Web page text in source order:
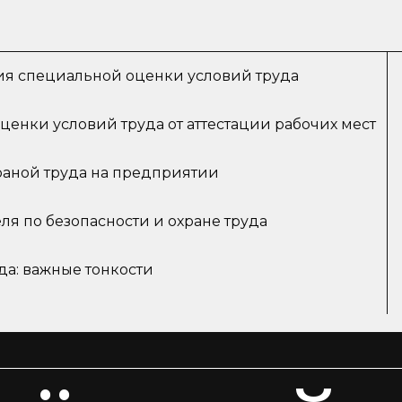
специальной оценки условий труда
условий труда от аттестации рабочих мест
труда на предприятии
по безопасности и охране труда
важные тонкости